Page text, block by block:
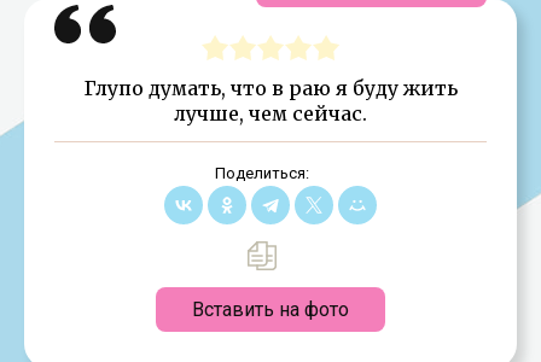
Глупо думать, что в раю я буду жить
лучше, чем сейчас.
Поделиться:
Вставить на фото